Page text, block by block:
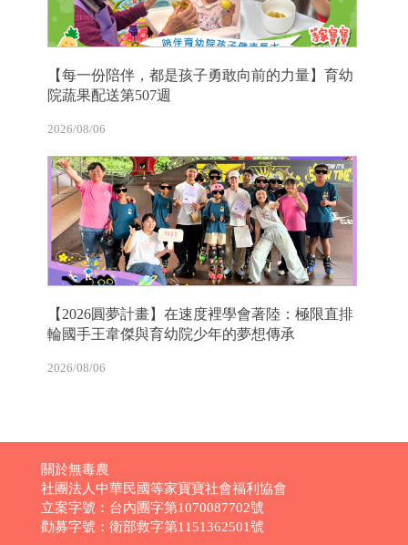
【每一份陪伴，都是孩子勇敢向前的力量】育幼
院蔬果配送第507週
2026/08/06
【2026圓夢計畫】在速度裡學會著陸：極限直排
輪國手王韋傑與育幼院少年的夢想傳承
2026/08/06
關於無毒農
社團法人中華民國等家寶寶社會福利協會
立案字號：台內團字第1070087702號
勸募字號：衛部救字第1151362501號